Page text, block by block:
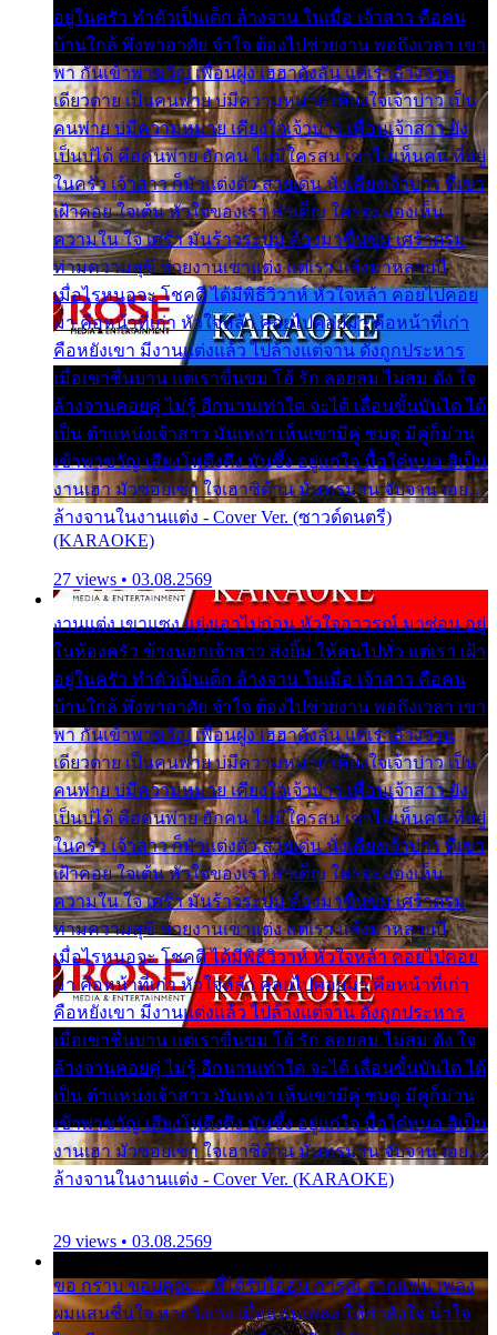
อยู่ในครัว ทำตัวเป็นเด็ก ล้างจาน ในเมื่อ เจ้าสาว คือคน
บ้านใกล้ พึ่งพาอาศัย จำใจ ต้องไปช่วยงาน พอถึงเวลา เขา
พา กันเข้าพาขวัญ เพื่อนฝูง เฮฮาดังลั่น แต่เราล้างจาน
เดียวดาย เป็นคนพ่าย บ่มีความหมาย เคียงใจเจ้าบ่าว เป็น
คนพ่าย บ่มีความหมาย เคียงใจเจ้าบ่าว เพื่อนเจ้าสาว ยัง
เป็นบ่ได้ คือคนพ่าย ฮักคน ไม่มีใครสน เขาไม่เห็นคน ที่อยู่
ในครัว เจ้าสาว ก็มัวแต่งตัว สวยเด่น นั่งเคียงเจ้าบ่าว ที่เขา
เฝ้าคอย ใจเต้น หัวใจของเรา ลำเค็ญ ใครจะมองเห็น
ความใน ใจ เศร้า มันร้าวระบม ต้องมาขื่นขม เศร้าตรม
ท่ามความสุขี ช่วยงานเขาแต่ง แต่เรา แล้งมาหลายปี
เมื่อไรหนอจะ โชคดี ได้มีพิธีวิวาห์ หัวใจหล้า คอยไปคอย
มา คือหน้าที่เก่า หัวใจหล้า คอยไปคอยมา คือหน้าที่เก่า
คือหยังเขา มีงานแต่งแล้ว ไปล้างแต่จาน ดั่งถูกประหาร
เมื่อเขาชื่นบาน แต่เราขื่นขม โอ้ รัก ลอยลม ไม่สม ดัง ใจ
ล้างจานคอยคู่ ไม่รู้ อีกนานเท่าใด จะได้ เลื่อนขั้นบันได ได้
เป็น ตำแหน่งเจ้าสาว มันเหงา เห็นเขามีคู่ ซมดู มีคู่ก็ม่วน
เข้าพาขวัญ เสียงโห่ตึงตึง มันซึ้ง อยู่แก่ใจ มื้อใด๋หนอ สิเป็น
งานเฮา มัวซอยเขา ใจเฮาซิด้าน มันทรมาน จับจาน เอย…
ล้างจานในงานแต่ง - Cover Ver. (ซาวด์ดนตรี)
(KARAOKE)
27 views • 03.08.2569
งานแต่ง เขาแซง แย่งเอาไปก่อน หัวใจอาวรณ์ มาซ่อน อยู่
ในห้องครัว ข้างนอกเจ้าสาว ส่งยิ้ม ให้คนไปทั่ว แต่เรา เฝ้า
อยู่ในครัว ทำตัวเป็นเด็ก ล้างจาน ในเมื่อ เจ้าสาว คือคน
บ้านใกล้ พึ่งพาอาศัย จำใจ ต้องไปช่วยงาน พอถึงเวลา เขา
พา กันเข้าพาขวัญ เพื่อนฝูง เฮฮาดังลั่น แต่เราล้างจาน
เดียวดาย เป็นคนพ่าย บ่มีความหมาย เคียงใจเจ้าบ่าว เป็น
คนพ่าย บ่มีความหมาย เคียงใจเจ้าบ่าว เพื่อนเจ้าสาว ยัง
เป็นบ่ได้ คือคนพ่าย ฮักคน ไม่มีใครสน เขาไม่เห็นคน ที่อยู่
ในครัว เจ้าสาว ก็มัวแต่งตัว สวยเด่น นั่งเคียงเจ้าบ่าว ที่เขา
เฝ้าคอย ใจเต้น หัวใจของเรา ลำเค็ญ ใครจะมองเห็น
ความใน ใจ เศร้า มันร้าวระบม ต้องมาขื่นขม เศร้าตรม
ท่ามความสุขี ช่วยงานเขาแต่ง แต่เรา แล้งมาหลายปี
เมื่อไรหนอจะ โชคดี ได้มีพิธีวิวาห์ หัวใจหล้า คอยไปคอย
มา คือหน้าที่เก่า หัวใจหล้า คอยไปคอยมา คือหน้าที่เก่า
คือหยังเขา มีงานแต่งแล้ว ไปล้างแต่จาน ดั่งถูกประหาร
เมื่อเขาชื่นบาน แต่เราขื่นขม โอ้ รัก ลอยลม ไม่สม ดัง ใจ
ล้างจานคอยคู่ ไม่รู้ อีกนานเท่าใด จะได้ เลื่อนขั้นบันได ได้
เป็น ตำแหน่งเจ้าสาว มันเหงา เห็นเขามีคู่ ซมดู มีคู่ก็ม่วน
เข้าพาขวัญ เสียงโห่ตึงตึง มันซึ้ง อยู่แก่ใจ มื้อใด๋หนอ สิเป็น
งานเฮา มัวซอยเขา ใจเฮาซิด้าน มันทรมาน จับจาน เอย…
ล้างจานในงานแต่ง - Cover Ver. (KARAOKE)
29 views • 03.08.2569
ขอ กราบ ขอบคุณ.... ที่ได้รับไออุ่น การุณ จากแฟน เพลง
ผมแสนชื่นใจ หายวังเวง เมื่อแฟนเพลง ให้กำลังใจ น้ำใจ